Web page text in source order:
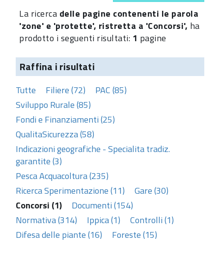
La ricerca delle pagine contenenti le parola
'zone' e 'protette', ristretta a 'Concorsi', ha
prodotto i seguenti risultati: 1 pagine
Raffina i risultati
Tutte Filiere (72)
PAC (85)
Sviluppo Rurale (85)
Fondi e Finanziamenti (25)
QualitaSicurezza (58)
Indicazioni geografiche - Specialita tradiz.
garantite (3)
Pesca Acquacoltura (235)
Ricerca Sperimentazione (11)
Gare (30)
Concorsi (1)
Documenti (154)
Normativa (314)
Ippica (1)
Controlli (1)
Difesa delle piante (16)
Foreste (15)